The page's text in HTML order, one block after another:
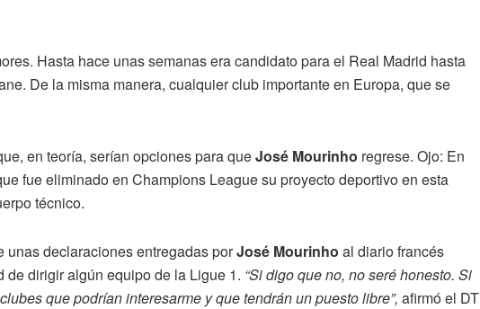
Hasta hace unas semanas era candidato para el Real Madrid hasta
De la misma manera, cualquier club importante en Europa, que se
en teoría, serían opciones para queJosé Mourinho regrese. Ojo: En
fue eliminado en Champions League su proyecto deportivo en esta
técnico.
unas declaraciones entregadas porJosé Mourinho al diario francés
de dirigir algún equipo de la Ligue 1. “Si digo que no, no seré honesto. Si
que podrían interesarme y que tendrán un puesto libre”, afirmó el DT